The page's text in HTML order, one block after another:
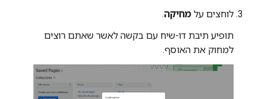
לוחצים על מחיקה.
תופיע תיבת דו-שיח עם בקשה לאשר שאתם רוצים
למחוק את האוסף.